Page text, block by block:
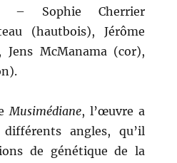
– Sophie Cherrier
(hautbois), Jérôme
Jens McManama (cor),
Musimédiane, l’œuvre a
angles, qu’il
de génétique de la